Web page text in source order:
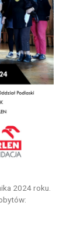
2024 roku.